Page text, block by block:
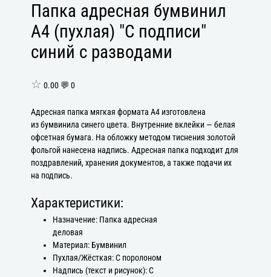
Папка адресная бумвинил
А4 (пухлая) "С подписи"
синий с разводами
☆ 0.00 💬 0
Адресная папка мягкая формата А4 изготовлена
из бумвинила синего цвета. Внутренние вклейки — белая
офсетная бумага. На обложку методом тиснения золотой
фольгой нанесена надпись. Адресная папка подходит для
поздравлений, хранения документов, а также подачи их
на подпись.
Характеристики:
Назначение: Папка адресная
деловая
Материал: Бумвинил
Пухлая/Жёсткая: С поролоном
Надпись (текст и рисунок): С